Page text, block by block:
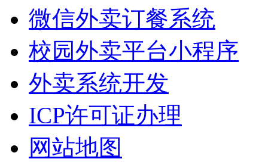
微信外卖订餐系统
校园外卖平台小程序
外卖系统开发
ICP许可证办理
网站地图